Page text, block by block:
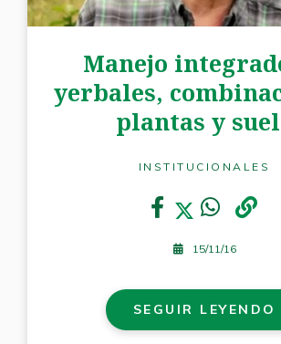
Manejo
yerbales,
plantas y
INSTITUCIONALES
15/11/16
SEGUIR LEYENDO